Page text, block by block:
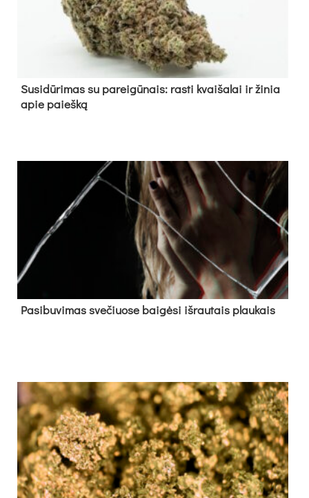
Su­si­dū­ri­mas su pa­rei­gū­nais: ras­ti kvai­ša­lai ir ži­nia
apie paieš­ką
Pa­si­bu­vi­mas sve­čiuo­se bai­gė­si iš­rau­tais plau­kais